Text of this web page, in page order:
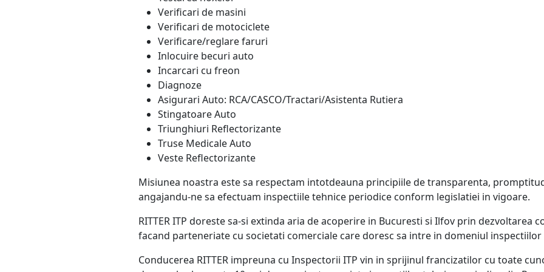
Verificari de masini
Verificari de motociclete
Verificare/reglare faruri
Inlocuire becuri auto
Incarcari cu freon
Diagnoze
Asigurari Auto: RCA/CASCO/Tractari/Asistenta Rutiera
Stingatoare Auto
Triunghiuri Reflectorizante
Truse Medicale Auto
Veste Reflectorizante
Misiunea noastra este sa respectam intotdeauna principiile de transparenta,
angajandu-ne sa efectuam inspectiile tehnice periodice conform legislatiei in vigoare.
RITTER ITP doreste sa-si extinda aria de acoperire in Bucuresti si Ilfov prin dezvoltarea
facand parteneriate cu societati comerciale care doresc sa intre in domeniul
Conducerea RITTER impreuna cu Inspectorii ITP vin in sprijinul francizatilor cu toate